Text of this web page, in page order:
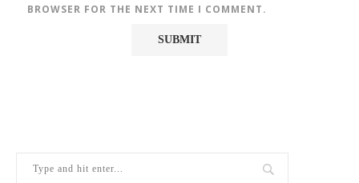
BROWSER FOR THE NEXT TIME I COMMENT.